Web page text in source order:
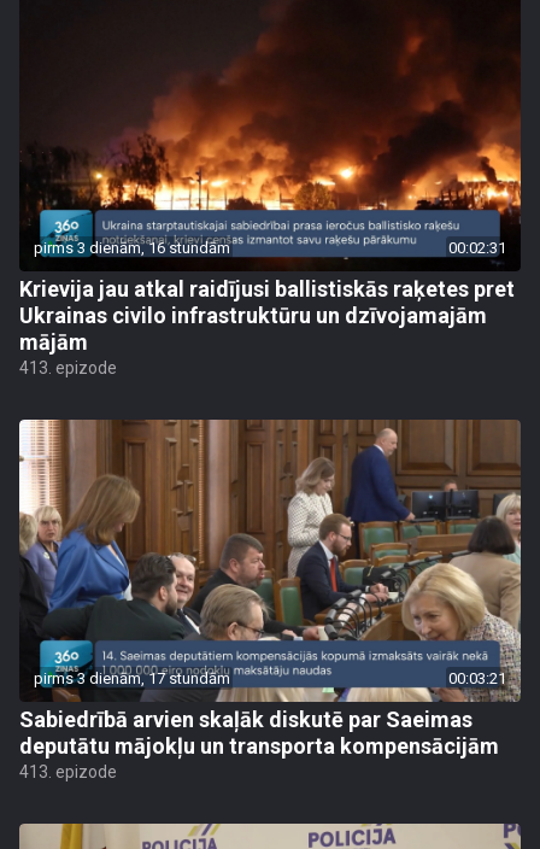
pirms 3 dienām, 16 stundām 00:02:31
Krievija jau atkal raidījusi ballistiskās raķetes pret
Ukrainas civilo infrastruktūru un dzīvojamajām
mājām
413. epizode
pirms 3 dienām, 17 stundām 00:03:21
Sabiedrībā arvien skaļāk diskutē par Saeimas
deputātu mājokļu un transporta kompensācijām
413. epizode